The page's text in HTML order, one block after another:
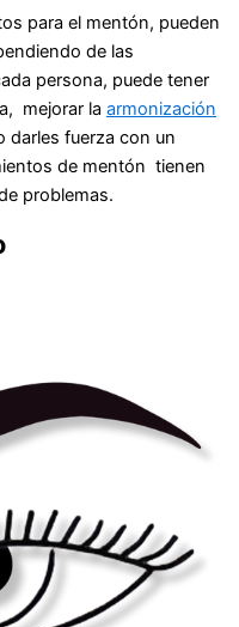
para el mentón, pueden
de las
persona, puede tener
mejorar la armonización
darles fuerza con un
de mentón tienen
problemas.